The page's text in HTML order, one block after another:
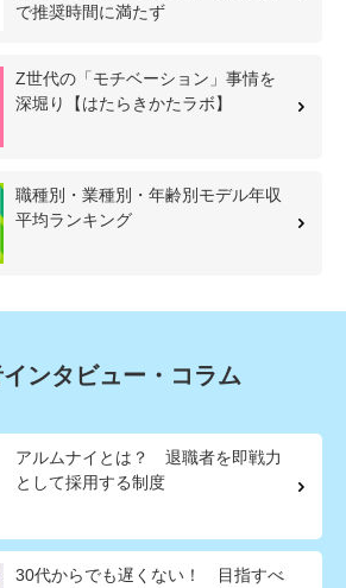
で推奨時間に満たず
Z世代の「モチベーション」事情を
深堀り【はたらきかたラボ】
職種別・業種別・年齢別モデル年収
平均ランキング
ンタビュー・コラム
アルムナイとは？ 退職者を即戦力
として採用する制度
30代からでも遅くない！ 目指すべ